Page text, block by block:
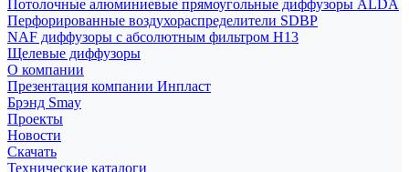
Потолочные алюминиевые прямоугольные диффузоры ALDA
Перфорированные воздухораспределители SDBP
NAF диффузоры с абсолютным фильтром Н13
Щелевые диффузоры
О компании
Презентация компании Инпласт
Брэнд Smay
Проекты
Новости
Скачать
Технические каталоги